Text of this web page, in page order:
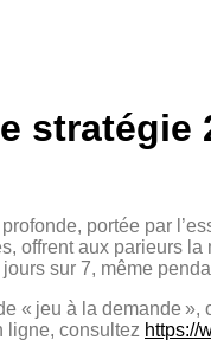
stratégie
portée par
offrent aux parieurs
sur 7, même
jeu à la demande
ligne, consultez https://